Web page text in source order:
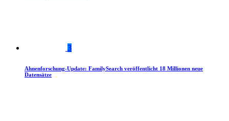
3
Ahnenforschung-Update: FamilySearch veröffentlicht 18 Millionen neue
Datensätze